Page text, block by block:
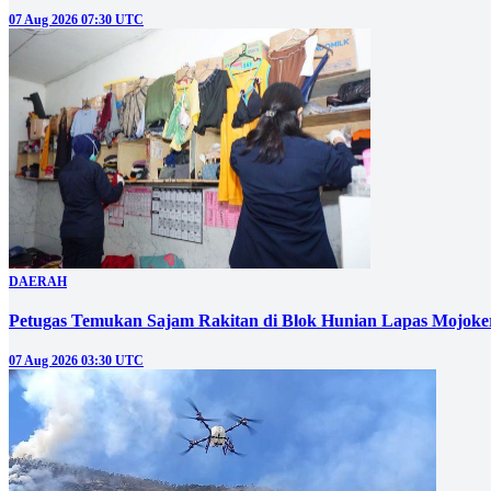
07 Aug 2026 07:30 UTC
DAERAH
Petugas Temukan Sajam Rakitan di Blok Hunian Lapas
07 Aug 2026 03:30 UTC